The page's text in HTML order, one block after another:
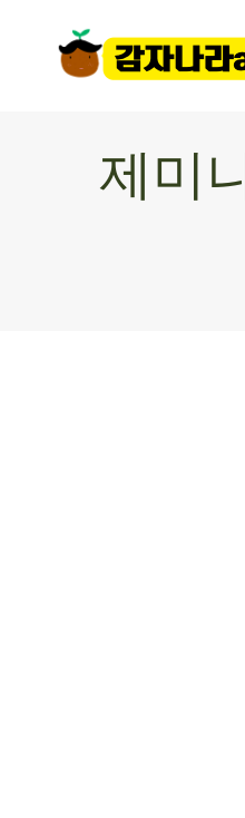
제미